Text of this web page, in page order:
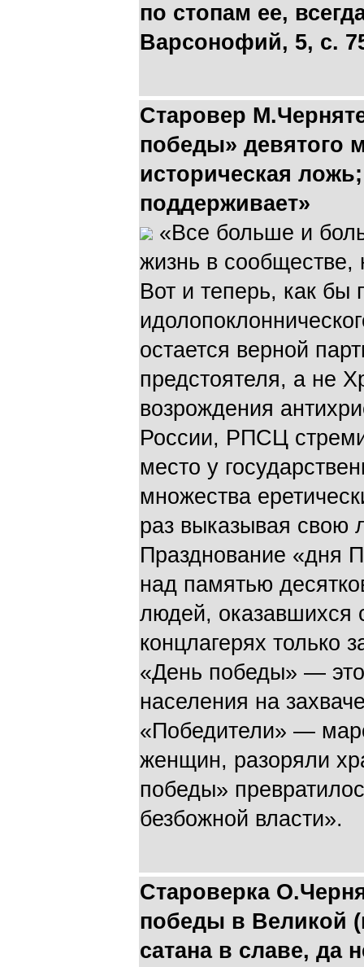
по стопам ее,
Варсонофий, 5, с.
Старовер
победы» девятого
историческая
поддерживает»
«Все больше и
жизнь в
Вот и теперь, как бы
остается верной
предстоятеля, а не
возрождения
России, РПСЦ
место у
множества
раз выказывая свою
Празднование «дня
над памятью
людей, оказавшихся
концлагерях только
«День победы» —
населения на
«Победители» —
женщин, разоряли
победы»
безбожной власти».
Староверка
победы в Великой
сатана в славе, да